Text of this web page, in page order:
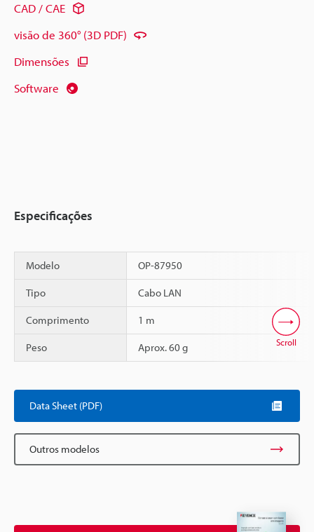
CAD / CAE
visão de 360° (3D PDF)
Dimensões
Software
Especificações
Modelo OP-87950
Tipo Cabo LAN
Comprimento 1 m
Peso Aprox. 60 g Scroll
Data Sheet (PDF)
Outros modelos